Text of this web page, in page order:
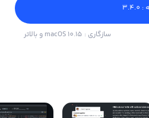
سازگاری : macOS 10.15 و بالاتر